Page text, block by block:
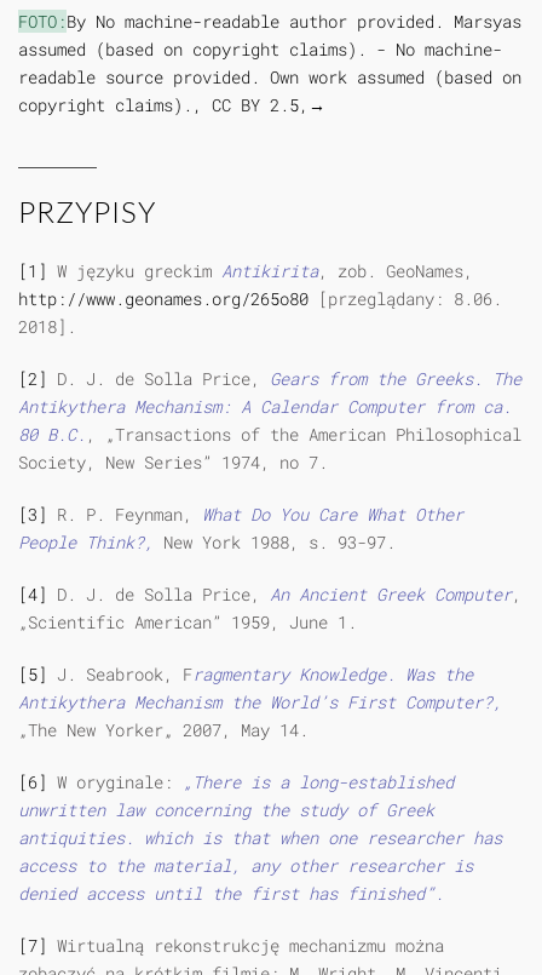
FOTO:By No machine-readable author provided. Marsyas
assumed (based on copyright claims). - No machine-
readable source provided. Own work assumed (based on
copyright claims)., CC BY 2.5,→
PRZYPISY
[1] W języku greckim Antikirita, zob. GeoNames,
http://www.geonames.org/265o80 [przeglądany: 8.06.
2018].
[2] D. J. de Solla Price, Gears from the Greeks. The
Antikythera Mechanism: A Calendar Computer from ca.
80 B.C. , „Transactions of the American Philosophical
Society, New Series” 1974, no 7.
[3] R. P. Feynman,
What Do You Care What Other
People Think?,
New York 1988, s. 93-97.
[4] D. J. de Solla Price, An Ancient Greek Computer,
„Scientific American” 1959, June 1.
[5] J. Seabrook, Fragmentary Knowledge. Was the
Antikythera Mechanism the World’s First Computer?,
„The New Yorker„ 2007, May 14.
[6] W oryginale:
„There is a long-established
unwritten law concerning the study of Greek
antiquities. which is that when one researcher has
access to the material, any other researcher is
denied access until the first has finished”.
[7] Wirtualną rekonstrukcję mechanizmu można